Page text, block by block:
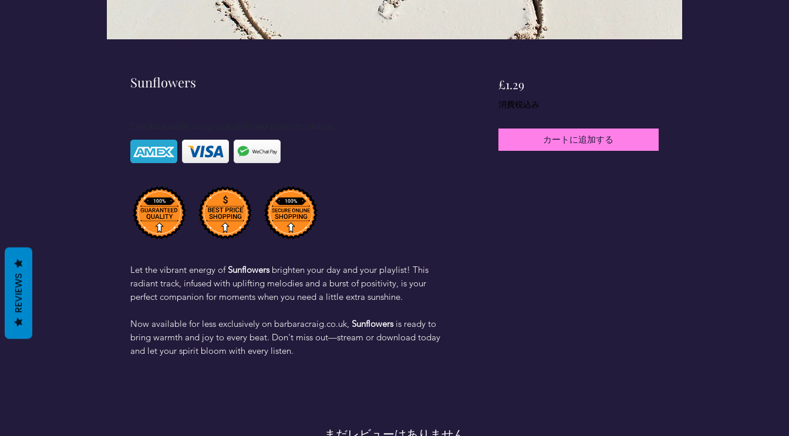
Sunflowers
Let the vibrant energy of Sunflowersbrighten your day and your playlist! This
radiant track, infused with uplifting melodies and a burst of positivity, is your
perfect companion for moments when you need a little extra sunshine.
Now available for less exclusively on barbaracraig.co.uk, Sunflowersis ready to
bring warmth and joy to every beat. Don't miss out—stream or download today
and let your spirit bloom with every listen.
£1.29価
格
消費税込み
カートに追加する
REVIEWS